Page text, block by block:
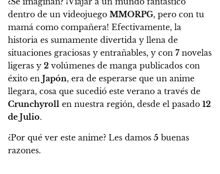
dentro de un videojuego MMORPG, pero con tu
mamá como compañera! Efectivamente, la
historia es sumamente divertida y llena de
situaciones graciosas y entrañables, y con 7novelas
ligeras y 2 volúmenes de manga publicados con
éxito en Japón, era de esperarse que un anime
llegara, cosa que sucedió este verano a través de
Crunchyroll en nuestra región, desde el pasado 12
de Julio.
¿Por qué ver este anime? Les damos 5 buenas
razones.